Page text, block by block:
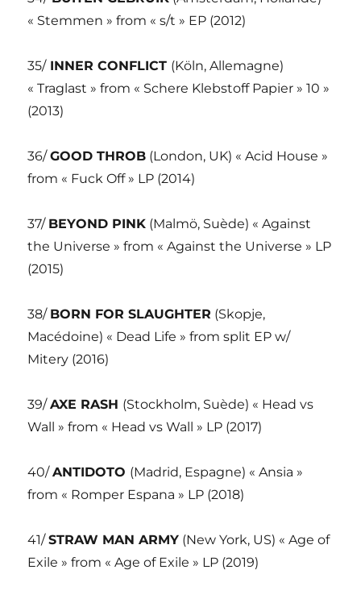
« Stemmen » from « s/t » EP (2012)
35/INNER CONFLICT (Köln, Allemagne)
« Traglast » from « Schere Klebstoff Papier » 10 »
(2013)
36/GOOD THROB (London, UK) « Acid House »
from « Fuck Off » LP (2014)
37/ BEYOND PINK (Malmö, Suède) « Against
the Universe » from « Against the Universe » LP
(2015)
38/ BORN FOR SLAUGHTER (Skopje,
Macédoine) « Dead Life » from split EP w/
Mitery (2016)
39/AXE RASH (Stockholm, Suède) « Head vs
Wall » from « Head vs Wall » LP (2017)
40/ANTIDOTO (Madrid, Espagne) « Ansia »
from « Romper Espana » LP (2018)
41/STRAW MAN ARMY (New York, US) « Age of
Exile » from « Age of Exile » LP (2019)